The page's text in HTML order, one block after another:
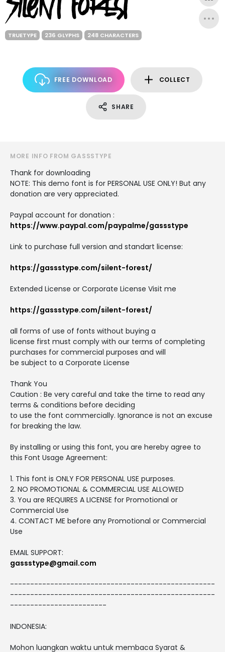
TRUETYPE 236 GLYPHS 248 CHARACTERS
FREE DOWNLOAD COLLECT
SHARE
MORE INFO FROM GASSSTYPE
Thank for downloading
NOTE: This demo font is for PERSONAL USE ONLY! But any
donation are very appreciated.
Paypal account for donation :
https://www.paypal.com/paypalme/gassstype
Link to purchase full version and standart license:
https://gassstype.com/silent-forest/
Extended License or Corporate License Visit me
https://gassstype.com/silent-forest/
all forms of use of fonts without buying a
license first must comply with our terms of completing
purchases for commercial purposes and will
be subject to a Corporate License
Thank You
Caution : Be very careful and take the time to read any
terms & conditions before deciding
to use the font commercially. Ignorance is not an excuse
for breaking the law.
By installing or using this font, you are hereby agree to
this Font Usage Agreement:
1. This font is ONLY FOR PERSONAL USE purposes.
2. NO PROMOTIONAL & COMMERCIAL USE ALLOWED
3. You are REQUIRES A LICENSE for Promotional or
Commercial Use
4. CONTACT ME before any Promotional or Commercial
Use
EMAIL SUPPORT:
gassstype@gmail.com
---------------------------------------------------
---------------------------------------------------
------------------------
INDONESIA:
Mohon luangkan waktu untuk membaca Syarat &